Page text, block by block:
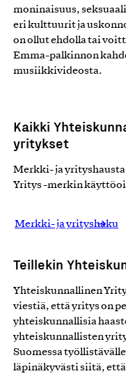
moninaisuus,
eri kulttuurit ja
on ollut ehdolla tai
Emma-palkinnon
musiikkivideosta.
Kaikki
yritykset
Merkki- ja
Yritys -merkin
Merkki- ja yrityshaku
Teillekin
Yhteiskunnallinen
viestiä, että yritys on
yhteiskunnallisia
yhteiskunnallisten
Suomessa
läpinäkyvästi siitä,